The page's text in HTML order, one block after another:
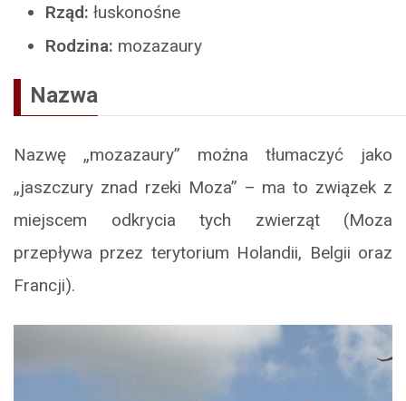
Rząd: łuskonośne
Rodzina: mozazaury
Nazwa
Nazwę „mozazaury” można tłumaczyć jako
„jaszczury znad rzeki Moza” – ma to związek z
miejscem odkrycia tych zwierząt (Moza
przepływa przez terytorium Holandii, Belgii oraz
Francji).